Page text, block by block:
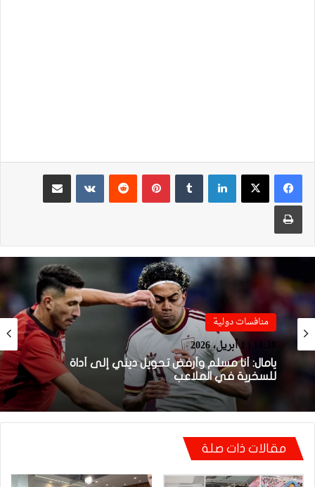
لينكدإن بينتيريست
مشاركة عبر البريد
طباعة
منافسات دولية
14:38 | 1 أبريل، 2026
يامال: أنا مسلم وأرفض تحويل ديني إلى أداة
للسخرية في الملاعب
Sportime TV
14:04 | 1 أبريل، 2026
فيديو.. لحظة اجتياح الجمهور الجزائري لأرضية
ملعب تورينو وإحداث فوضى عارمة داخله
مقالات ذات صلة